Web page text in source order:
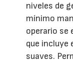
niveles de
mínimo
operario se
que incluye
suaves.